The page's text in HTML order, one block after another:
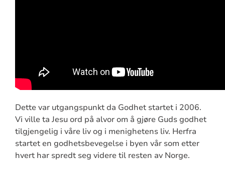
​Dette var utgangspunkt da Godhet startet i 2006.
Vi ville ta Jesu ord på alvor om å gjøre Guds godhet
tilgjengelig i våre liv og i menighetens liv. Herfra
startet en godhetsbevegelse i byen vår som etter
hvert har spredt seg videre til resten av Norge.